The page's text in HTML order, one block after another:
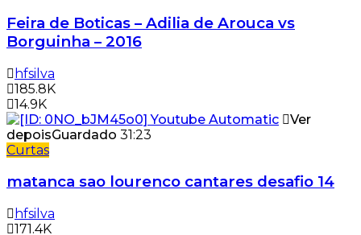
Feira de Boticas – Adilia de Arouca vs
Borguinha – 2016
hfsilva
185.8K
14.9K
Ver
depoisGuardado 31:23
Curtas
matanca sao lourenco cantares desafio 14
hfsilva
171.4K